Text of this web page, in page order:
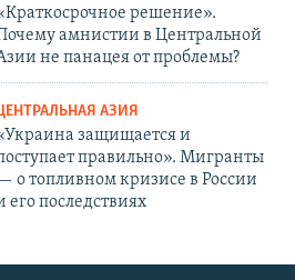
решение».
амнистии в Центральной
не панацея от проблемы?
АЗИЯ
защищается и
правильно». Мигранты
о топливном кризисе в России
его последствиях